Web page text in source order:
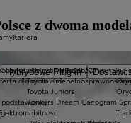
Hybrydowe Plug-in
dla hybryd Toyoty
dla osób z
dla dzieci i młodzieży
Toyota Kids
Toyota Juniors
Konkurs Dream Car
Oryginalne
Program
Kariera
z dwoma